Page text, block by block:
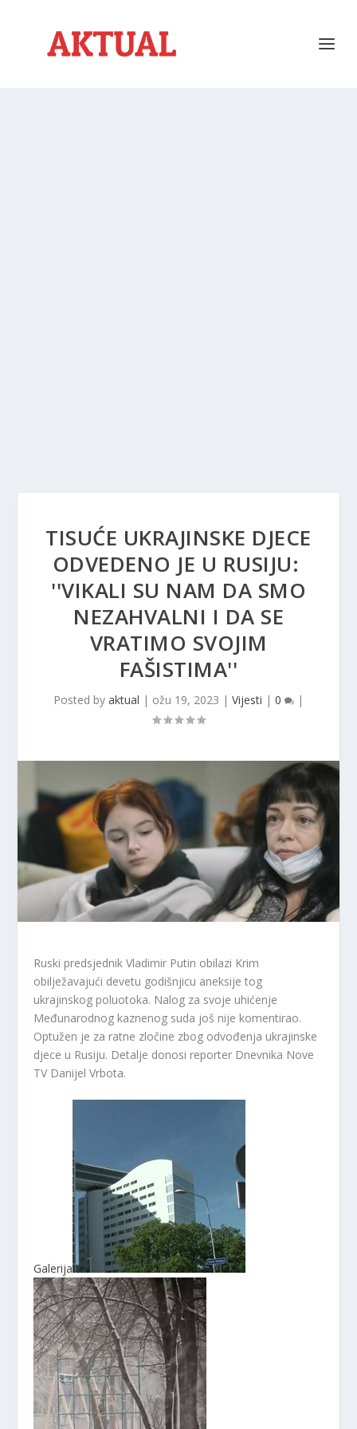
TISUĆE UKRAJINSKE DJECE
ODVEDENO JE U RUSIJU: ​​
''VIKALI SU NAM DA SMO
NEZAHVALNI I DA SE
VRATIMO SVOJIM
FAŠISTIMA''
Posted by aktual | ožu 19, 2023 | Vijesti | 0 |
Ruski predsjednik Vladimir Putin obilazi Krim
obilježavajući devetu godišnjicu aneksije tog
ukrajinskog poluotoka. Nalog za svoje uhićenje
Međunarodnog kaznenog suda još nije komentirao.
Optužen je za ratne zločine zbog odvođenja ukrajinske
djece u Rusiju. Detalje donosi reporter Dnevnika Nove
TV Danijel Vrbota.
Galerija